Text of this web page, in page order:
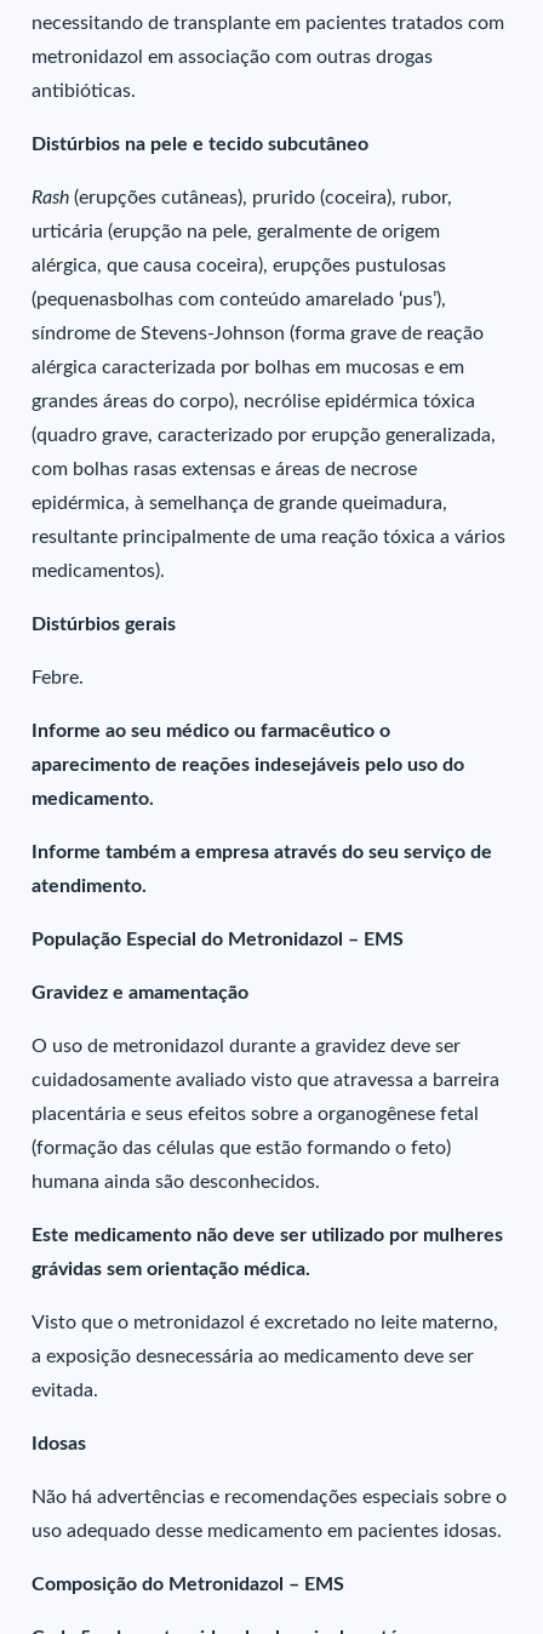
necessitando de transplante em pacientes tratados com
metronidazol em associação com outras drogas
antibióticas.
Distúrbios na pele e tecido subcutâneo
Rash(erupções cutâneas), prurido (coceira), rubor,
urticária (erupção na pele, geralmente de origem
alérgica, que causa coceira), erupções pustulosas
(pequenasbolhas com conteúdo amarelado ‘pus’),
síndrome de Stevens-Johnson (forma grave de reação
alérgica caracterizada por bolhas em mucosas e em
grandes áreas do corpo), necrólise epidérmica tóxica
(quadro grave, caracterizado por erupção generalizada,
com bolhas rasas extensas e áreas de necrose
epidérmica, à semelhança de grande queimadura,
resultante principalmente de uma reação tóxica a vários
medicamentos).
Distúrbios gerais
Febre.
Informe ao seu médico ou farmacêutico o
aparecimento de reações indesejáveis pelo uso do
medicamento.
Informe também a empresa através do seu serviço de
atendimento.
População Especial do Metronidazol – EMS
Gravidez e amamentação
O uso de metronidazol durante a gravidez deve ser
cuidadosamente avaliado visto que atravessa a barreira
placentária e seus efeitos sobre a organogênese fetal
(formação das células que estão formando o feto)
humana ainda são desconhecidos.
Este medicamento não deve ser utilizado por mulheres
grávidas sem orientação médica.
Visto que o metronidazol é excretado no leite materno,
a exposição desnecessária ao medicamento deve ser
evitada.
Idosas
Não há advertências e recomendações especiais sobre o
uso adequado desse medicamento em pacientes idosas.
Composição do Metronidazol – EMS